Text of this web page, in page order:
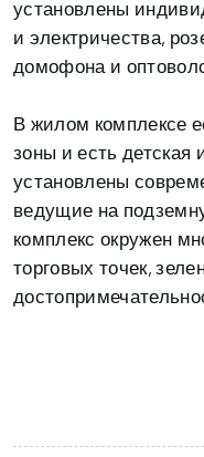
установлены
и электричества,
домофона и
В жилом комплексе
зоны и есть детская
установлены
ведущие на
комплекс окружен
торговых точек,